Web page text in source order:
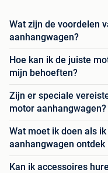
Wat zijn de voordelen
aanhangwagen?
Hoe kan ik de juiste
mijn behoeften?
Zijn er speciale
motor aanhangwagen?
Wat moet ik doen als
aanhangwagen ontdek
Kan ik accessoires